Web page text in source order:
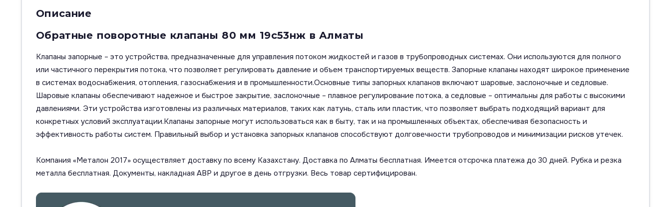
Описание
Обратные поворотные клапаны 80 мм 19с53нж в Алматы
Клапаны запорные – это устройства, предназначенные для управления потоком жидкостей и газов в трубопроводных системах. Они используются для полного
или частичного перекрытия потока, что позволяет регулировать давление и объем транспортируемых веществ. Запорные клапаны находят широкое применение
в системах водоснабжения, отопления, газоснабжения и в промышленности.Основные типы запорных клапанов включают шаровые, заслоночные и седловые.
Шаровые клапаны обеспечивают надежное и быстрое закрытие, заслоночные – плавное регулирование потока, а седловые – оптимальны для работы с высокими
давлениями. Эти устройства изготовлены из различных материалов, таких как латунь, сталь или пластик, что позволяет выбрать подходящий вариант для
конкретных условий эксплуатации.Клапаны запорные могут использоваться как в быту, так и на промышленных объектах, обеспечивая безопасность и
эффективность работы систем. Правильный выбор и установка запорных клапанов способствуют долговечности трубопроводов и минимизации рисков утечек.
Компания «Металон 2017» осуществляет доставку по всему Казахстану. Доставка по Алматы бесплатная. Имеется отсрочка платежа до 30 дней. Рубка и резка
металла бесплатная. Документы, накладная АВР и другое в день отгрузки. Весь товар сертифицирован.